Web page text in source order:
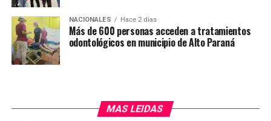
NACIONALES Hace 2 días
Más de 600 personas acceden a tratamientos
odontológicos en municipio de Alto Paraná
MAS LEIDAS